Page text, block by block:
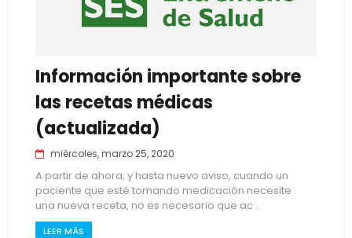
Información importante sobre
las recetas médicas
(actualizada)
miércoles, marzo 25, 2020
A partir de ahora, y hasta nuevo aviso, cuando un
paciente que esté tomando medicación necesite
una nueva receta, no es necesario que ac...
LEER MÁS